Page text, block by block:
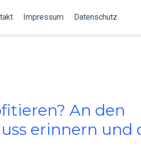
Impressum Datenschutz
An den
erinnern und